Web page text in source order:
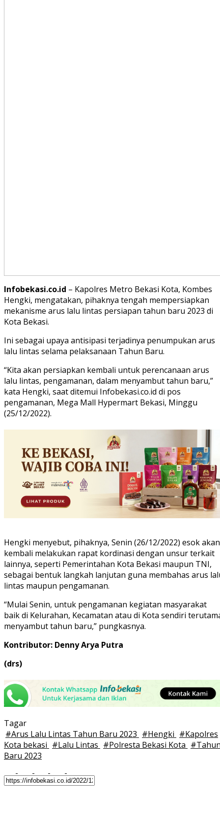
Infobekasi.co.id – Kapolres Metro Bekasi Kota, Kombes
Hengki, mengatakan, pihaknya tengah mempersiapkan
mekanisme arus lalu lintas persiapan tahun baru 2023 di
Kota Bekasi.
Ini sebagai upaya antisipasi terjadinya penumpukan arus
lalu lintas selama pelaksanaan Tahun Baru.
“Kita akan persiapkan kembali untuk perencanaan arus
lalu lintas, pengamanan, dalam menyambut tahun baru,”
kata Hengki, saat ditemui Infobekasi.co.id di pos
pengamanan, Mega Mall Hypermart Bekasi, Minggu
(25/12/2022).
Hengki menyebut, pihaknya, Senin (26/12/2022) esok akan
kembali melakukan rapat kordinasi dengan unsur terkait
lainnya, seperti Pemerintahan Kota Bekasi maupun TNI,
sebagai bentuk langkah lanjutan guna membahas arus
lintas maupun pengamanan.
“Mulai Senin, untuk pengamanan kegiatan masyarakat
baik di Kelurahan, Kecamatan atau di Kota sendiri
menyambut tahun baru,” pungkasnya.
Kontributor: Denny Arya Putra
(drs)
Tagar
#Arus Lalu Lintas Tahun Baru 2023 #Hengki #Kapolres
Kota bekasi #Lalu Lintas #Polresta Bekasi Kota #
Baru 2023